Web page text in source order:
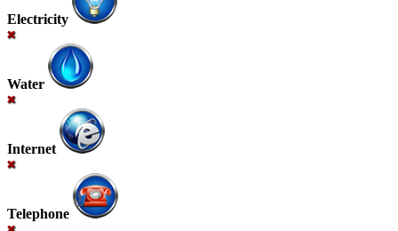
Electricity
Water
Internet
Telephone